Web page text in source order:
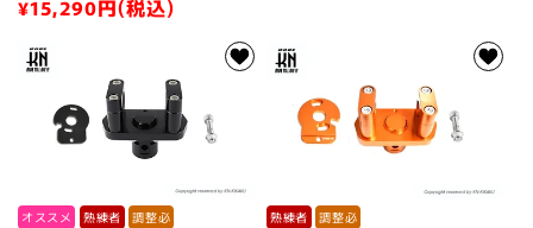
通
価
¥15,290円(税込)
格
オススメ 熟練者 調整必 熟練者 調整必